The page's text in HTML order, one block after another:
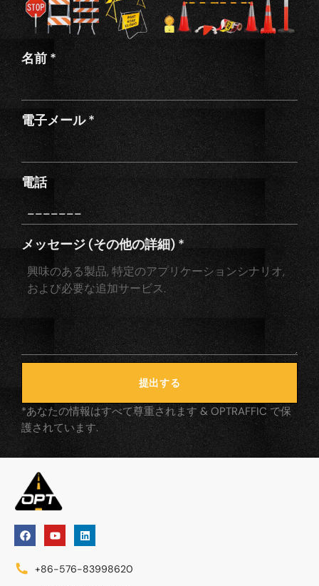
名前 *
電子メール *
電話
メッセージ (その他の詳細) *
提出する
*あなたの情報はすべて尊重されます & OPTRAFFIC で保
護されています.
+86-576-83998620